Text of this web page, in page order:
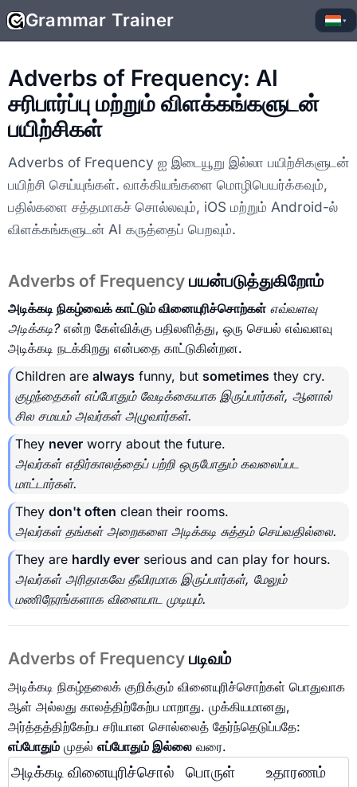
Grammar Trainer ▾
Adverbs of Frequency: AI
சரிபார்ப்பு மற்றும் விளக்கங்களுடன்
பயிற்சிகள்
Adverbs of Frequency ஐ இடையூறு இல்லா பயிற்சிகளுடன்
பயிற்சி செய்யுங்கள். வாக்கியங்களை மொழிபெயர்க்கவும்,
பதில்களை சத்தமாகச் சொல்லவும், iOS மற்றும் Android-ல்
விளக்கங்களுடன் AI கருத்தைப் பெறவும்.
Adverbs of Frequency பயன்படுத்துகிறோம்
அடிக்கடி நிகழ்வைக் காட்டும் வினையுரிச்சொற்கள் எவ்வளவு
அடிக்கடி?என்ற கேள்விக்கு பதிலளித்து, ஒரு செயல் எவ்வளவு
அடிக்கடி நடக்கிறது என்பதை காட்டுகின்றன.
Children are always funny, but sometimes they cry.
குழந்தைகள் எப்போதும் வேடிக்கையாக இருப்பார்கள், ஆனால்
சில சமயம் அவர்கள் அழுவார்கள்.
They never worry about the future.
அவர்கள் எதிர்காலத்தைப் பற்றி ஒருபோதும் கவலைப்பட
மாட்டார்கள்.
They don't often clean their rooms.
அவர்கள் தங்கள் அறைகளை அடிக்கடி சுத்தம் செய்வதில்லை.
They are hardly ever serious and can play for hours.
அவர்கள் அரிதாகவே தீவிரமாக இருப்பார்கள், மேலும்
மணிநேரங்களாக விளையாட முடியும்.
Adverbs of Frequency படிவம்
அடிக்கடி நிகழ்தலைக் குறிக்கும் வினையுரிச்சொற்கள் பொதுவாக
ஆள் அல்லது காலத்திற்கேற்ப மாறாது. முக்கியமானது,
அர்த்தத்திற்கேற்ப சரியான சொல்லைத் தேர்ந்தெடுப்பதே:
எப்போதும் முதல் எப்போதும் இல்லை வரை.
அடிக்கடி வினையுரிச்சொல் பொருள் உதாரணம்